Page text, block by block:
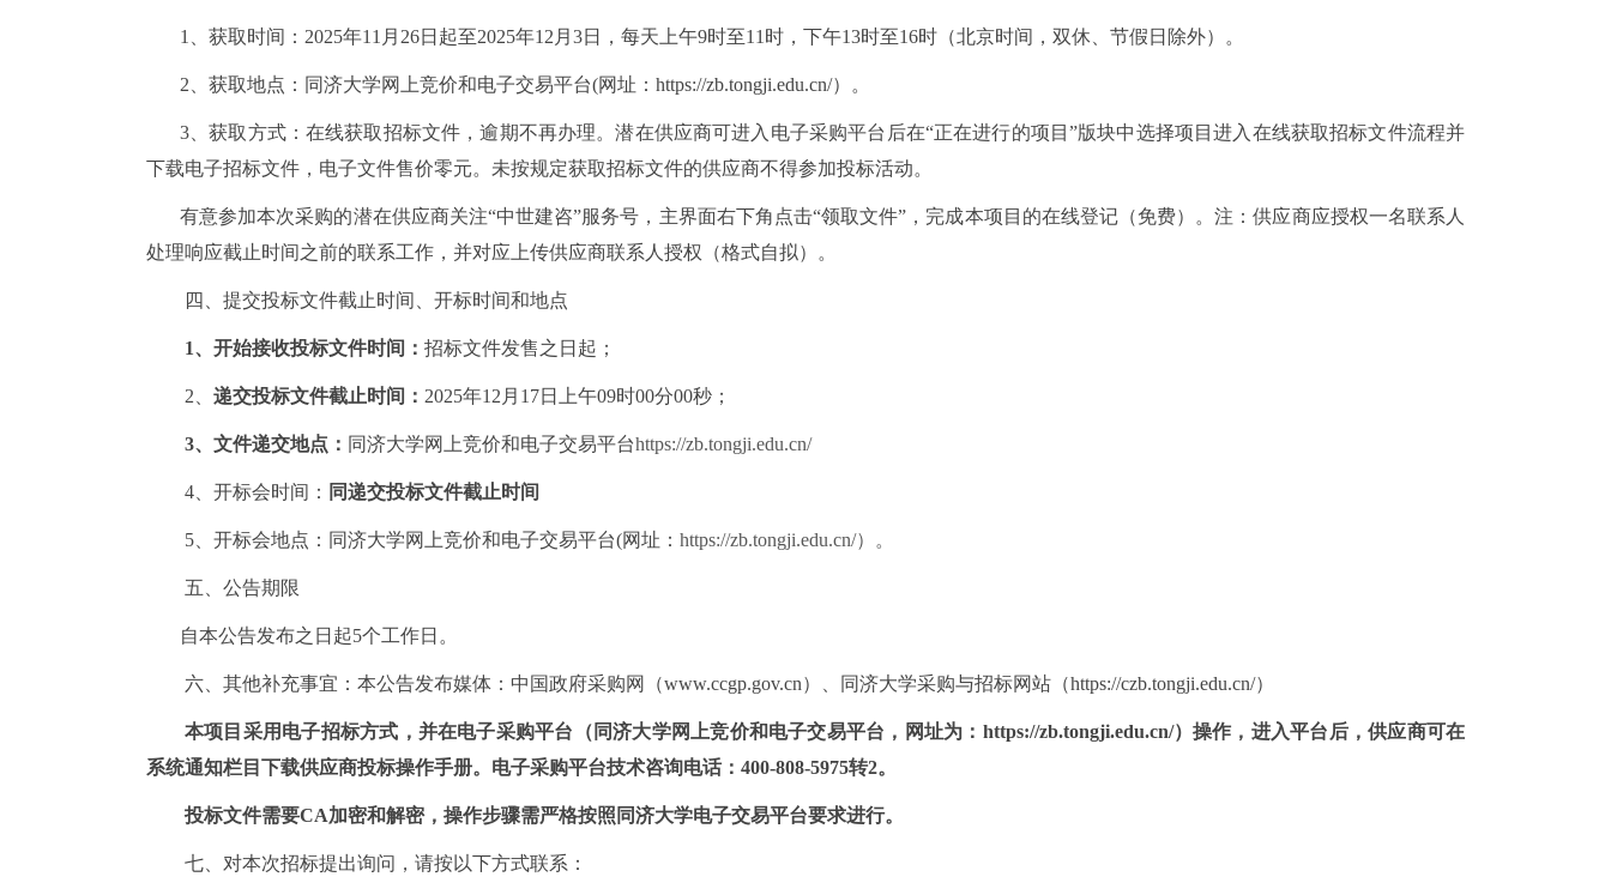
1 、获取时间： 2025年11月 26日起至2025年1 2 月 3日，每天上午9时至11时，下午13时至16时（北京时间，双休、节假日除外）。
2、获取地点：同济大学网上竞价和电子交易平台(网址：https://zb.tongji.edu.cn/）。
3、获取方式：在线获取招标文件，逾期不再办理。潜在供应商可进入电子采购平台后在“正在进行的项目”版块中选择项目进入在线获取招标文件流程并
下载电子招标文件，电子文件售价零元。未按规定获取招标文件的供应商不得参加投标活动。
有意参加本次采购的潜在供应商关注“中世建咨”服务号，主界面右下角点击“领取文件”，完成本项目的在线登记（免费）。注：供应商应授权一名联系人
处理响应截止时间之前的联系工作，并对应上传供应商联系人授权（格式自拟）。
四、提交投标文件截止时间、开标时间和地点
1、开始接收投标文件时间： 招标文件发售之日起；
2、 递交投标文件截止时间： 2025年12 月 17日上午09时00分00秒；
3、文件递交地点： 同济大学网上竞价和电子交易平台https://zb.tongji.edu.cn/
4、开标会时间： 同递交投标文件截止时间
5、开标会地点：同济大学网上竞价和电子交易平台(网址： https://zb.tongji.edu.cn/）。
五、公告期限
自本公告发布之日起5个工作日。
六、 其他补充事宜：本公告发布媒体：中国政府采购网（www.ccgp.gov.cn）、同济大学采购与招标网站（https://czb.tongji.edu.cn/）
本项目采用电子招标方式，并在电子采购平台（同济大学网上竞价和电子交易平台，网址为： https://zb.tongji.edu.cn/）操作，进入平台后，供应商可在
系统通知栏目下载供应商投标操作手册。电子采购平台技术咨询电话：400-808-5975转2。
投标文件需要CA加密和解密，操作步骤需严格按照同济大学电子交易平台要求进行。
七、对本次招标提出询问，请按以下方式联系：